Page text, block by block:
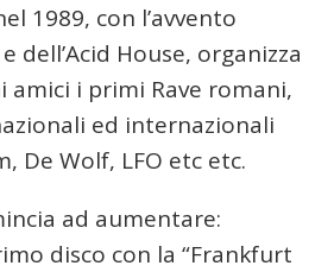
1989, con l’avvento
dell’Acid House, organizza
amici i primi Rave romani,
ed internazionali
De Wolf, LFO etc etc.
ad aumentare:
disco con la “Frankfurt